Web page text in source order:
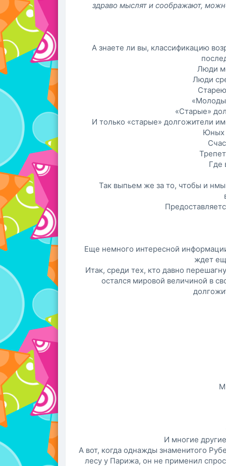
здраво мыслят и соображают,
А знаете ли вы, классификацию
Люди
Люди
«Старые»
И только «старые» долгожители
Юных
Где
Так выпьем же за то, чтобы и
Еще немного интересной
ждет
Итак, среди тех, кто давно
остался мировой величиной в
И многие
А вот, когда однажды знаменитого
лесу у Парижа, он не применил